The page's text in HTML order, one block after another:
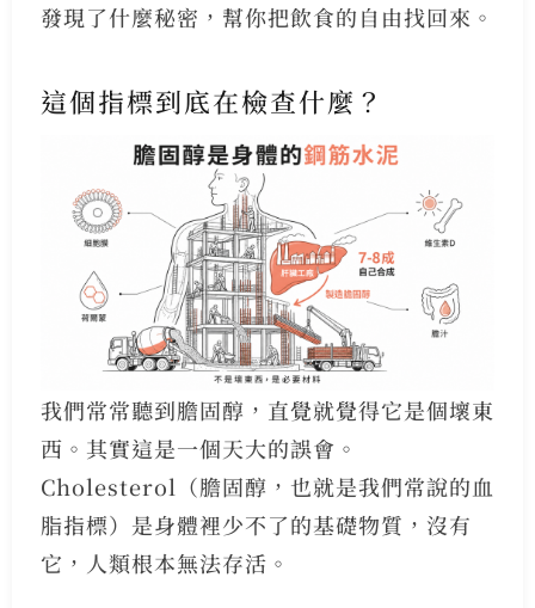
發現了什麼秘密，幫你把飲食的自由找回來。
這個指標到底在檢查什麼？
我們常常聽到膽固醇，直覺就覺得它是個壞東
西。其實這是一個天大的誤會。
Cholesterol（膽固醇，也就是我們常說的血
脂指標）是身體裡少不了的基礎物質，沒有
它，人類根本無法存活。